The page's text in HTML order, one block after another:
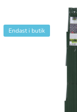
Endast i butik